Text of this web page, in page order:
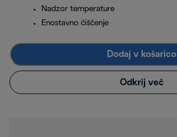
Nadzor temperature
Enostavno čiščenje
Dodaj v košarico
Odkrij več